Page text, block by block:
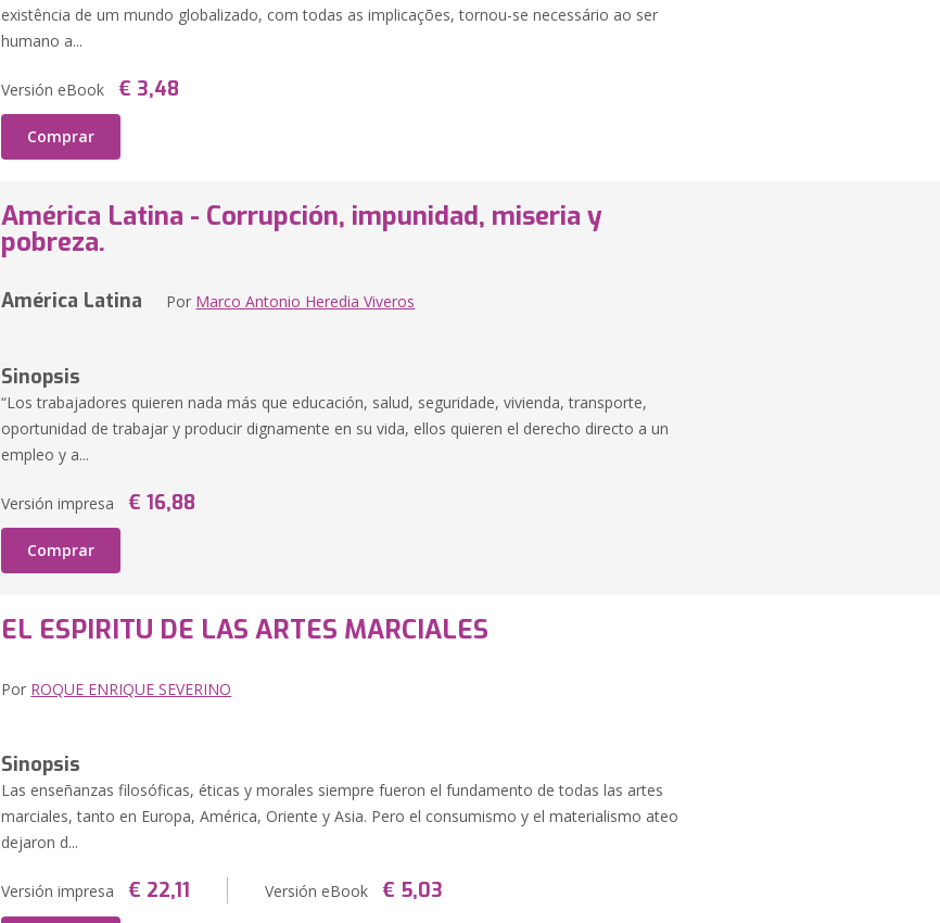
existência de um mundo globalizado, com todas as implicações, tornou-se necessário ao ser
humano a...
Versión eBook € 3,48
Comprar
América Latina - Corrupción, impunidad, miseria y
pobreza.
América Latina Por Marco Antonio Heredia Viveros
Sinopsis
“Los trabajadores quieren nada más que educación, salud, seguridade, vivienda, transporte,
oportunidad de trabajar y producir dignamente en su vida, ellos quieren el derecho directo a un
empleo y a...
Versión impresa € 16,88
Comprar
EL ESPIRITU DE LAS ARTES MARCIALES
Por ROQUE ENRIQUE SEVERINO
Sinopsis
Las enseñanzas filosóficas, éticas y morales siempre fueron el fundamento de todas las artes
marciales, tanto en Europa, América, Oriente y Asia. Pero el consumismo y el materialismo ateo
dejaron d...
Versión impresa € 22,11 Versión eBook € 5,03